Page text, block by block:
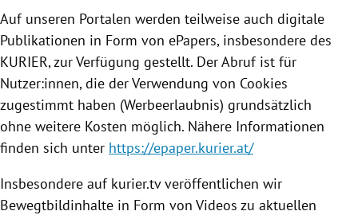
Auf unseren Portalen werden teilweise auch digitale
Publikationen in Form von ePapers, insbesondere des
KURIER, zur Verfügung gestellt. Der Abruf ist für
Nutzer:innen, die der Verwendung von Cookies
zugestimmt haben (Werbeerlaubnis) grundsätzlich
ohne weitere Kosten möglich. Nähere Informationen
finden sich unter https://epaper.kurier.at/
Insbesondere auf kurier.tv veröffentlichen wir
Bewegtbildinhalte in Form von Videos zu aktuellen